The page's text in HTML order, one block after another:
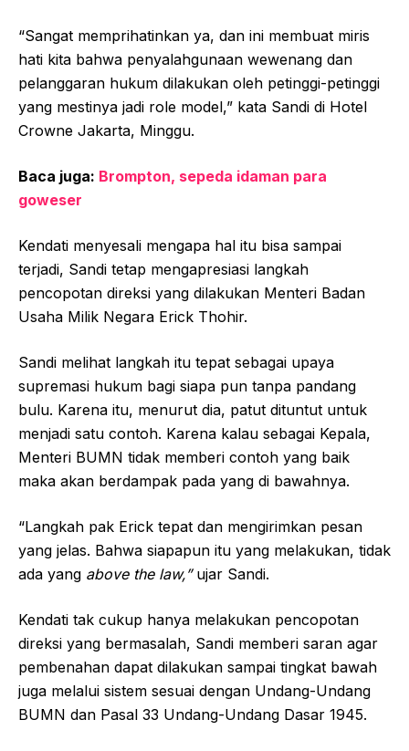
“Sangat memprihatinkan ya, dan ini membuat miris
hati kita bahwa penyalahgunaan wewenang dan
pelanggaran hukum dilakukan oleh petinggi-petinggi
yang mestinya jadi role model,” kata Sandi di Hotel
Crowne Jakarta, Minggu.
Baca juga: Brompton, sepeda idaman para
goweser
Kendati menyesali mengapa hal itu bisa sampai
terjadi, Sandi tetap mengapresiasi langkah
pencopotan direksi yang dilakukan Menteri Badan
Usaha Milik Negara Erick Thohir.
Sandi melihat langkah itu tepat sebagai upaya
supremasi hukum bagi siapa pun tanpa pandang
bulu. Karena itu, menurut dia, patut dituntut untuk
menjadi satu contoh. Karena kalau sebagai Kepala,
Menteri BUMN tidak memberi contoh yang baik
maka akan berdampak pada yang di bawahnya.
“Langkah pak Erick tepat dan mengirimkan pesan
yang jelas. Bahwa siapapun itu yang melakukan, tidak
ada yang above the law,”ujar Sandi.
Kendati tak cukup hanya melakukan pencopotan
direksi yang bermasalah, Sandi memberi saran agar
pembenahan dapat dilakukan sampai tingkat bawah
juga melalui sistem sesuai dengan Undang-Undang
BUMN dan Pasal 33 Undang-Undang Dasar 1945.